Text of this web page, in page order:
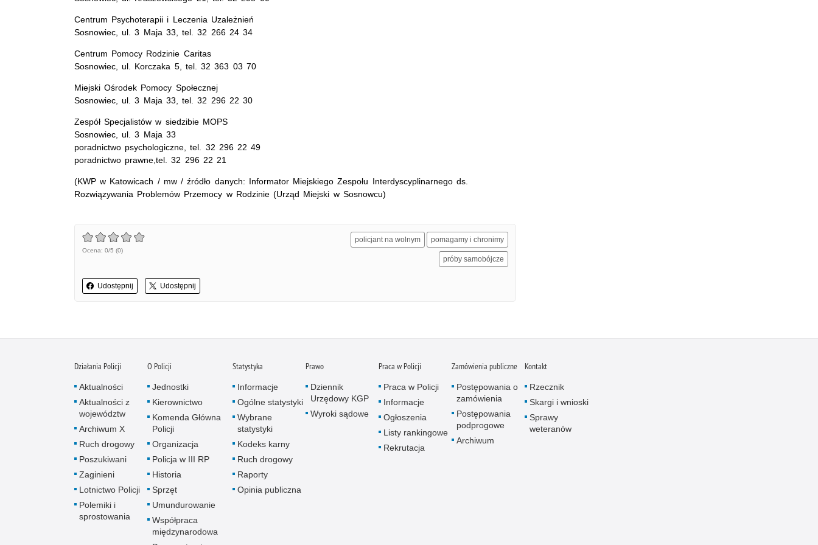
Centrum Psychoterapii i Leczenia Uzależnień
Sosnowiec, ul. 3 Maja 33, tel. 32 266 24 34
Centrum Pomocy Rodzinie Caritas
Sosnowiec, ul. Korczaka 5, tel. 32 363 03 70
Miejski Ośrodek Pomocy Społecznej
Sosnowiec, ul. 3 Maja 33, tel. 32 296 22 30
Zespół Specjalistów w siedzibie MOPS
Sosnowiec, ul. 3 Maja 33
poradnictwo psychologiczne, tel. 32 296 22 49
poradnictwo prawne,tel. 32 296 22 21
(KWP w Katowicach / mw / źródło danych: Informator Miejskiego Zespołu Interdyscyplinarnego ds.
Rozwiązywania Problemów Przemocy w Rodzinie (Urząd Miejski w Sosnowcu)
Ocena: 0/5 (0)
Udostępnij Udostępnij
policjant na wolnym pomagamy i chronimy
próby samobójcze
Przestępczość cudzoziemców
Przestępczość farmaceutyczna
Działania Policji
Aktualności
Aktualności z
województw
Archiwum X
Ruch drogowy
Poszukiwani
Zaginieni
Lotnictwo Policji
Polemiki i
sprostowania
O Policji
Jednostki
Kierownictwo
Komenda Główna
Policji
Organizacja
Policja w III RP
Historia
Sprzęt
Umundurowanie
Współpraca
międzynarodowa
Statystyka
Informacje
Ogólne statystyki
Wybrane
statystyki
Kodeks karny
Ruch drogowy
Raporty
Opinia publiczna
Prawo
Dziennik
Urzędowy KGP
Wyroki sądowe
Praca w Policji
Praca w Policji
Informacje
Ogłoszenia
Listy rankingowe
Rekrutacja
Zamówienia publiczne
Postępowania o
zamówienia
Postępowania
podprogowe
Archiwum
Kontakt
Rzecznik
Skargi i wnioski
Sprawy
weteranów